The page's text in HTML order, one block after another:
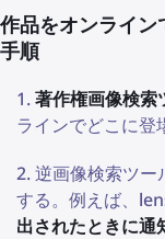
作品をオンライ
手順
著作権画像検索
ラインでどこに登
逆画像検索ツー
する。例えば、
出されたときに通